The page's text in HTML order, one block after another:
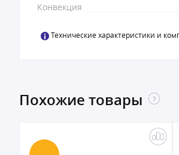
Конвекция
Технические характеристики и
Похожие товары